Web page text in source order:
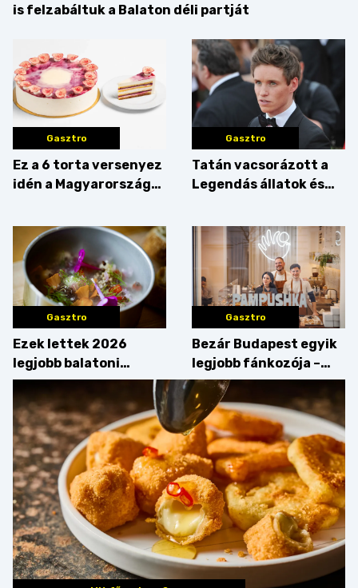
is felzabáltuk a Balaton déli partját
Gasztro
Ez a 6 torta versenyez
idén a Magyarország
Gasztro
Tatán vacsorázott a
Legendás állatok és
Gasztro
Ezek lettek 2026
legjobb balatoni
strandételei –
végigkóstoltuk a
győzteseket
Gasztro
Bezár Budapest egyik
legjobb fánkozója –
búcsúzik a Pampushka